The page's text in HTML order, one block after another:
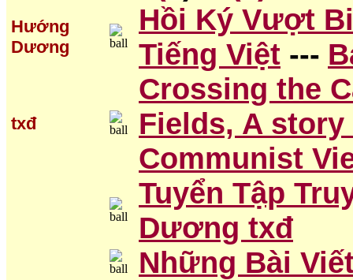
Hướng
Dương
Hồi Ký Vượt
Tiếng Việt ---
txđ
Crossing the
Fields, A
Communist
Tuyển Tập
Dương txđ
Những Bài